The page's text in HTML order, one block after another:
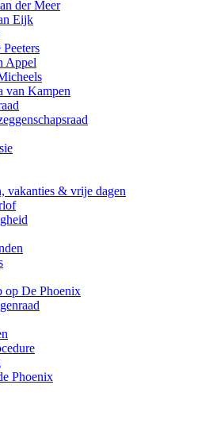
der Meer
Eijk
Appel
van Kampen
vakanties & vrije dagen
op De Phoenix
Phoenix